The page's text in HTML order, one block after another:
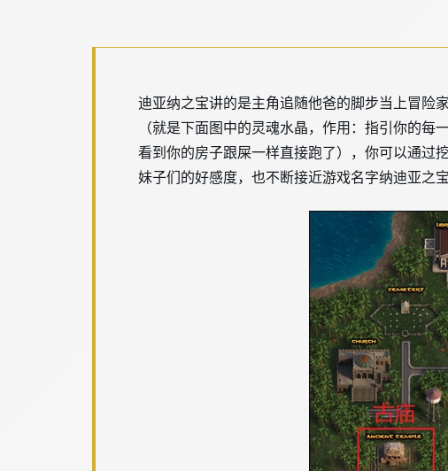
迪亚纳之宝讲的是主角追随他爸的脚步当上冒险
（就是下面图中的灵魂水晶，作用：指引你的
看到你的房子跟屎一样直接跑了），你可以通过
妹子们的好感度，也不断接近游戏名字纳迪亚之宝